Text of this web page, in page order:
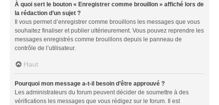
À quoi sert le bouton « Enregistrer comme brouillon » affiché lors de
la rédaction d’un sujet ?
Il vous permet d’enregistrer comme brouillons les messages que vous
souhaitez finaliser et publier ultérieurement. Vous pouvez reprendre les
messages enregistrés comme brouillons depuis le panneau de
contrôle de l’utilisateur.
Haut
Pourquoi mon message a-t-il besoin d’être approuvé ?
Les administrateurs du forum peuvent décider de soumettre à des
vérifications les messages que vous rédigez sur le forum. Il est